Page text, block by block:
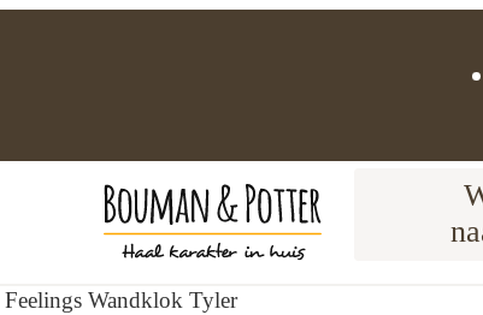
Feelings Wandklok Tyler